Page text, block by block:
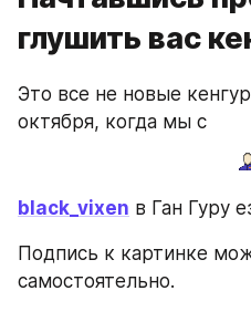
глушить вас
Это все не новые
октября, когда мы с
black_vixen в Ган Гуру
Подпись к картинке
самостоятельно.